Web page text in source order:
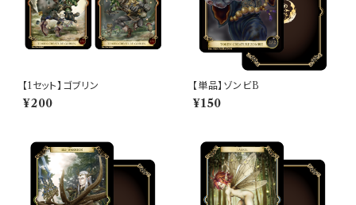
【1セット】ゴブリン
¥200
【単品】ゾンビB
¥150